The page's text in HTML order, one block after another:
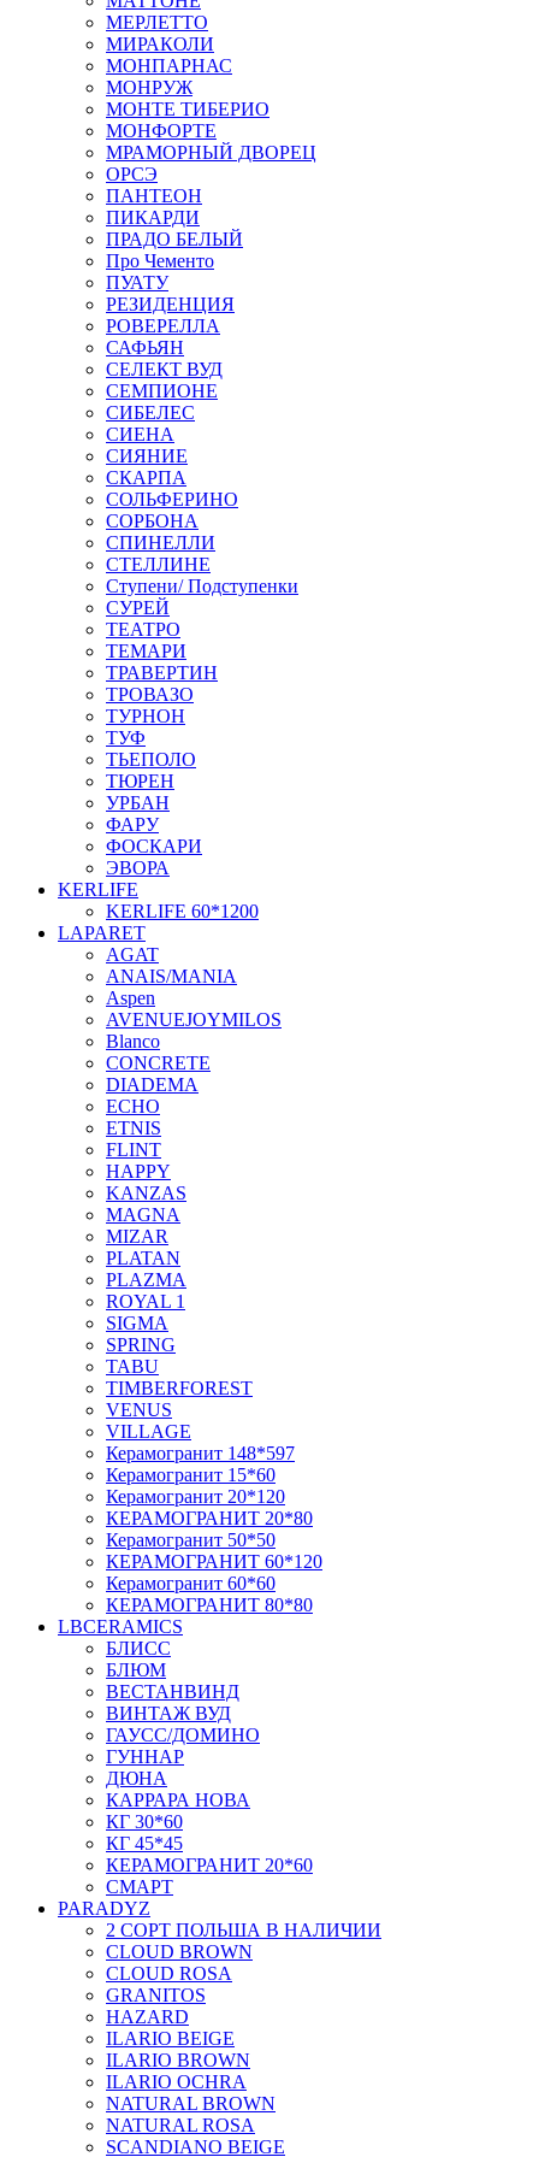
МЕРЛЕТТО
МИРАКОЛИ
МОНПАРНАС
МОНРУЖ
МОНТЕ ТИБЕРИО
МОНФОРТЕ
МРАМОРНЫЙ ДВОРЕЦ
ОРСЭ
ПАНТЕОН
ПИКАРДИ
ПРАДО БЕЛЫЙ
Про Чементо
ПУАТУ
РЕЗИДЕНЦИЯ
РОВЕРЕЛЛА
САФЬЯН
СЕЛЕКТ ВУД
СЕМПИОНЕ
СИБЕЛЕС
СИЕНА
СИЯНИЕ
СКАРПА
СОЛЬФЕРИНО
СОРБОНА
СПИНЕЛЛИ
СТЕЛЛИНЕ
Ступени/ Подступенки
СУРЕЙ
ТЕАТРО
ТЕМАРИ
ТРАВЕРТИН
ТРОВАЗО
ТУРНОН
ТУФ
ТЬЕПОЛО
ТЮРЕН
УРБАН
ФАРУ
ФОСКАРИ
ЭВОРА
KERLIFE
KERLIFE 60*1200
LAPARET
AGAT
ANAIS/MANIA
Aspen
AVENUEJOYMILOS
Blanco
CONCRETE
DIADEMA
ECHO
ETNIS
FLINT
HAPPY
KANZAS
MAGNA
MIZAR
PLATAN
PLAZMA
ROYAL 1
SIGMA
SPRING
TABU
TIMBERFOREST
VENUS
VILLAGE
Керамогранит 148*597
Керамогранит 15*60
Керамогранит 20*120
КЕРАМОГРАНИТ 20*80
Керамогранит 50*50
КЕРАМОГРАНИТ 60*120
Керамогранит 60*60
КЕРАМОГРАНИТ 80*80
LBCERAMICS
БЛИСС
БЛЮМ
ВЕСТАНВИНД
ВИНТАЖ ВУД
ГАУСС/ДОМИНО
ГУННАР
ДЮНА
КАРРАРА НОВА
КГ 30*60
КГ 45*45
КЕРАМОГРАНИТ 20*60
СМАРТ
PARADYZ
2 СОРТ ПОЛЬША В НАЛИЧИИ
CLOUD BROWN
CLOUD ROSA
GRANITOS
HAZARD
ILARIO BEIGE
ILARIO BROWN
ILARIO OCHRA
NATURAL BROWN
NATURAL ROSA
SCANDIANO BEIGE